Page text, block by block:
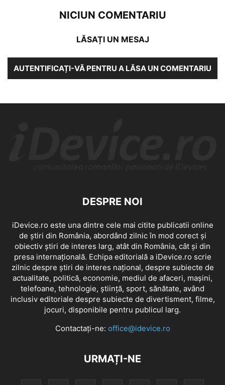
NICIUN COMENTARIU
LĂSAȚI UN MESAJ
AUTENTIFICAȚI-VĂ PENTRU A LĂSA UN COMENTARIU
DESPRE NOI
iDevice.ro este una dintre cele mai citite publicatii online
de știri din România, abordând zilnic în mod corect și
obiectiv știri de interes larg, atât din România, cât și din
presa internațională. Echipa editorială a iDevice.ro scrie
zilnic despre știri de interes național, despre subiecte de
actualitate, politică, economie, mediul de afaceri, mașini,
telefoane, tehnologie, știință, sport, sănătate, având
inclusiv editoriale despre subiecte de divertisment, filme,
jocuri, disponibile pentru publicul larg.
Contactați-ne: office@idevice.ro
URMAȚI-NE